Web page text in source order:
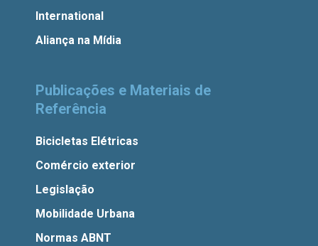
International
Aliança na Mídia
Publicações e Materiais de
Referência
Bicicletas Elétricas
Comércio exterior
Legislação
Mobilidade Urbana
Normas ABNT